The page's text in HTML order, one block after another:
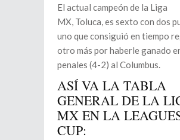
El actual campeón de la Liga
MX, Toluca, es sexto con dos
uno que consiguió en tiempo
otro más por haberle ganado
penales (4-2) al Columbus.
ASÍ VA LA TABLA
GENERAL DE LA
MX EN LA
CUP: